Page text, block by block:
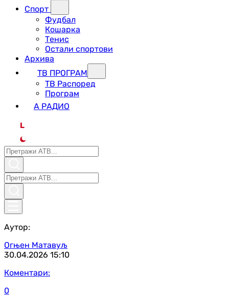
Спорт
Фудбал
Кошарка
Тенис
Остали спортови
Архива
ТВ ПРОГРАМ
ТВ Распоред
Програм
А РАДИО
L
Аутор:
Огњен Матавуљ
30.04.2026 15:10
Коментари:
0